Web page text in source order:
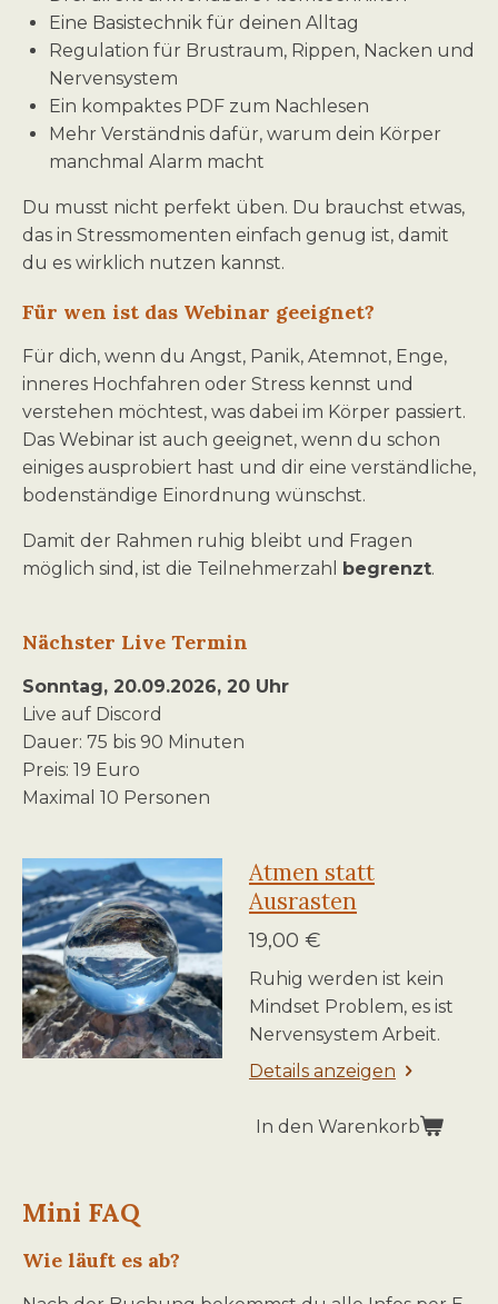
Eine Basistechnik für deinen Alltag
Regulation für Brustraum, Rippen, Nacken und
Nervensystem
Ein kompaktes PDF zum Nachlesen
Mehr Verständnis dafür, warum dein Körper
manchmal Alarm macht
Du musst nicht perfekt üben. Du brauchst etwas,
das in Stressmomenten einfach genug ist, damit
du es wirklich nutzen kannst.
Für wen ist das Webinar geeignet?
Für dich, wenn du Angst, Panik, Atemnot, Enge,
inneres Hochfahren oder Stress kennst und
verstehen möchtest, was dabei im Körper passiert.
Das Webinar ist auch geeignet, wenn du schon
einiges ausprobiert hast und dir eine verständliche,
bodenständige Einordnung wünschst.
Damit der Rahmen ruhig bleibt und Fragen
möglich sind, ist die Teilnehmerzahl begrenzt.
Nächster Live Termin
Sonntag, 20.09.2026, 20 Uhr
Live auf Discord
Dauer: 75 bis 90 Minuten
Preis: 19 Euro
Maximal 10 Personen
Atmen statt
Ausrasten
19,00 €
Ruhig werden ist kein
Mindset Problem, es ist
Nervensystem Arbeit.
Details anzeigen
In den Warenkorb
Mini FAQ
Wie läuft es ab?